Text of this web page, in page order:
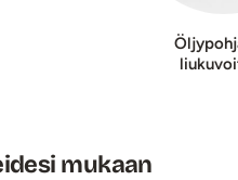
mukaan